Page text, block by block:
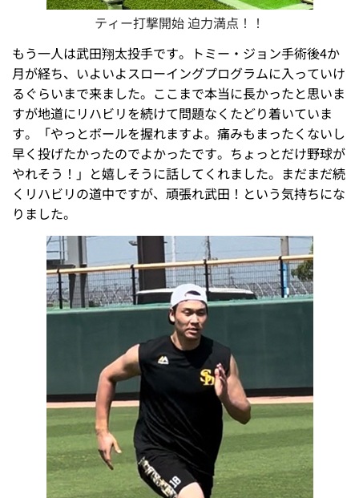
ティー打撃開始 迫力満点！！
もう一人は武田翔太投手です。トミー・ジョン手術後4か
月が経ち、いよいよスローイングプログラムに入っていけ
るぐらいまで来ました。ここまで本当に長かったと思いま
すが地道にリハビリを続けて問題なくたどり着いていま
す。「やっとボールを握れますよ。痛みもまったくないし
早く投げたかったのでよかったです。ちょっとだけ野球が
やれそう！」と嬉しそうに話してくれました。まだまだ続
くリハビリの道中ですが、頑張れ武田！という気持ちにな
りました。